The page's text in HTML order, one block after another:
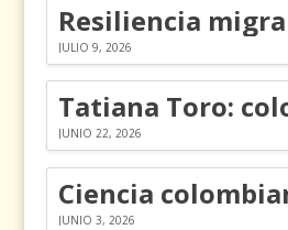
JULIO 9, 2026
JUNIO 22, 2026
JUNIO 3, 2026